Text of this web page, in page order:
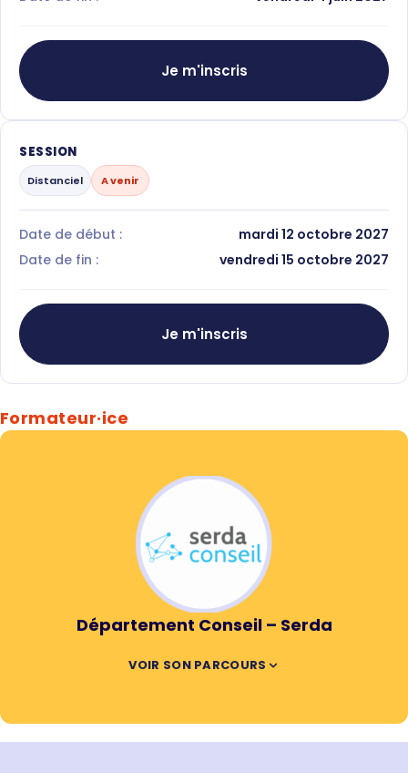
Je m'inscris
SESSION
Distanciel A venir
Date de début :
mardi 12 octobre 2027
Date de fin :
vendredi 15 octobre 2027
Je m'inscris
Formateur·ice
Département Conseil – Serda
VOIR SON PARCOURS